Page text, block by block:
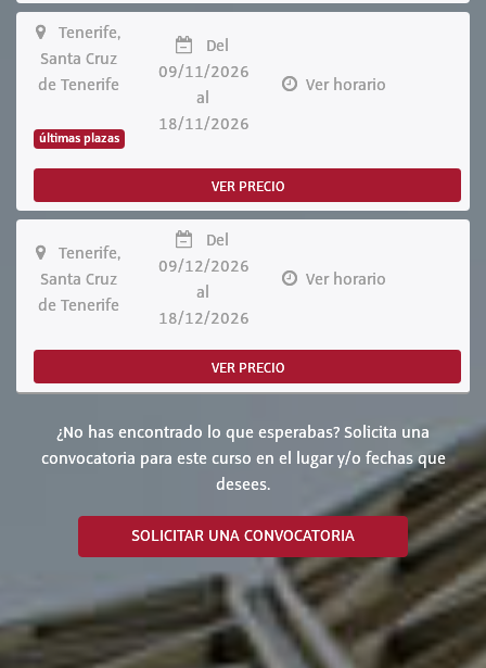
Tenerife,
Santa Cruz
de Tenerife
últimas plazas
Del
09/11/2026
al
18/11/2026
Ver horario
VER PRECIO
Tenerife,
Santa Cruz
de Tenerife
Del
09/12/2026
al
18/12/2026
Ver horario
VER PRECIO
¿No has encontrado lo que esperabas? Solicita una
convocatoria para este curso en el lugar y/o fechas que
desees.
SOLICITAR UNA CONVOCATORIA